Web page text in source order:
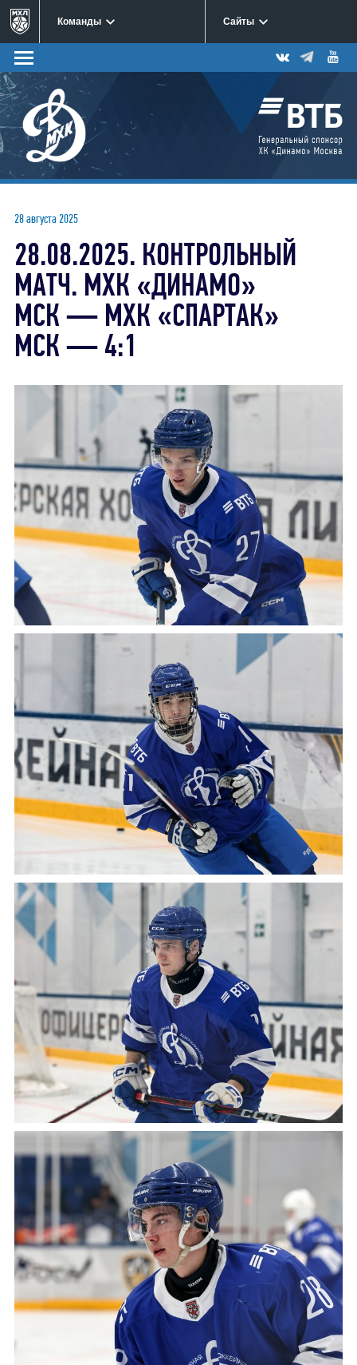
Команды Сайты
28 августа 2025
28.08.2025. КОНТРОЛЬНЫЙ
МАТЧ. МХК «ДИНАМО»
МСК — МХК «СПАРТАК»
МСК — 4:1